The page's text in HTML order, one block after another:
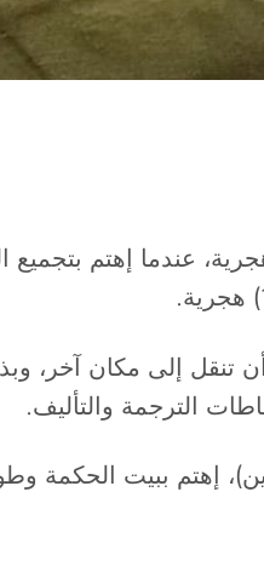
في المدونات التأريخية أن بذرة بيت الحكمة قد وضعها أبو جعفر
فكان الرأي أن أن تنقل إلى
(طاهر بن الحسين)، إهتم